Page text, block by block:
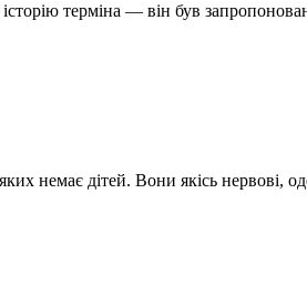
терміна — він був
немає дітей. Вони якісь нервові,